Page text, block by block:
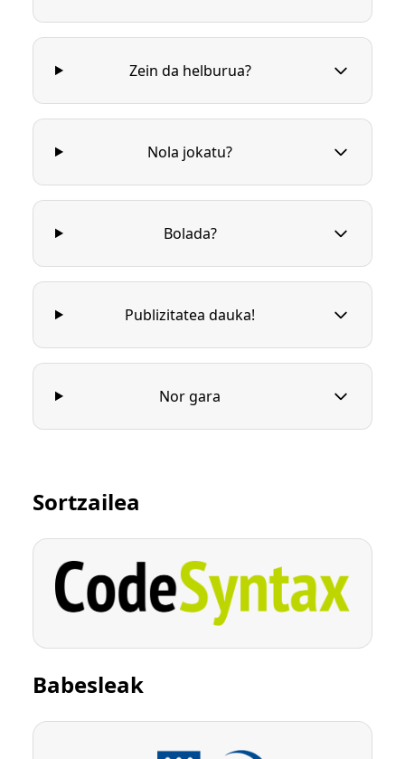
Zein da helburua?
Nola jokatu?
Bolada?
Publizitatea dauka!
Nor gara
Sortzailea
Babesleak